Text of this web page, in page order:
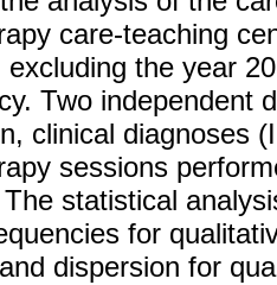
care-teaching
excluding the year
Two independent
clinical diagnoses
sessions
statistical
for
dispersion for